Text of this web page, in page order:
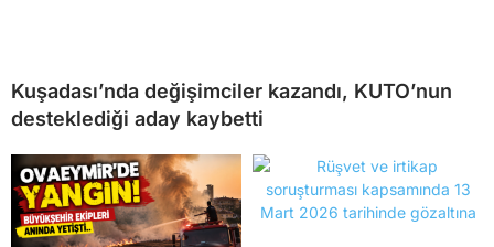
Kuşadası’nda değişimciler kazandı, KUTO’nun
desteklediği aday kaybetti